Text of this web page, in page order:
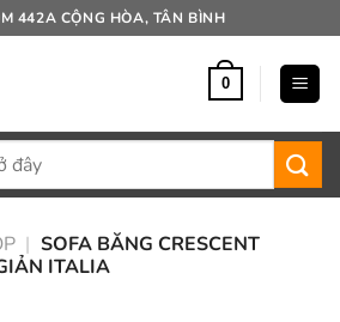
442A CỘNG HÒA, TÂN BÌNH
0
| SOFA BĂNG CRESCENT
ITALIA